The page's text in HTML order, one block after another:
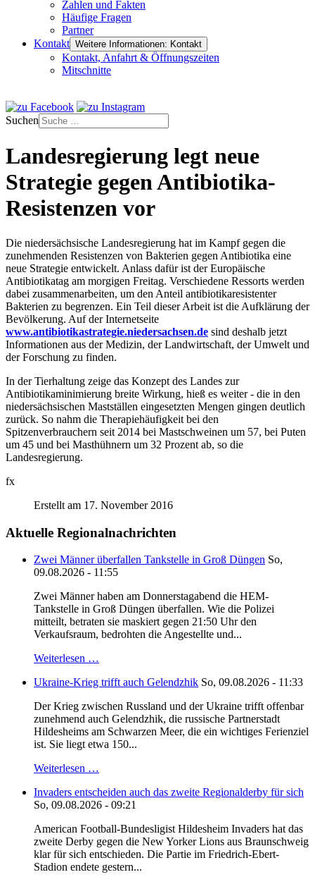
Zahlen und Fakten
Häufige Fragen
Partner
Kontakt Weitere Informationen: Kontakt
Kontakt, Anfahrt & Öffnungszeiten
Mitschnitte
Suchen
Landesregierung legt neue
Strategie gegen Antibiotika-
Resistenzen vor
Die niedersächsische Landesregierung hat im Kampf gegen die
zunehmenden Resistenzen von Bakterien gegen Antibiotika eine
neue Strategie entwickelt. Anlass dafür ist der Europäische
Antibiotikatag am morgigen Freitag. Verschiedene Ressorts werden
dabei zusammenarbeiten, um den Anteil antibiotikaresistenter
Bakterien zu begrenzen. Ein Teil dieser Arbeit ist die Aufklärung der
Bevölkerung. Auf der Internetseite
www.antibiotikastrategie.niedersachsen.de sind deshalb jetzt
Informationen aus der Medizin, der Landwirtschaft, der Umwelt und
der Forschung zu finden.
In der Tierhaltung zeige das Konzept des Landes zur
Antibiotikaminimierung breite Wirkung, hieß es weiter - die in den
niedersächsischen Mastställen eingesetzten Mengen gingen deutlich
zurück. So nahm die Therapiehäufigkeit bei den
Spitzenverbrauchern seit 2014 bei Mastschweinen um 57, bei Puten
um 45 und bei Masthühnern um 32 Prozent ab, so die
Landesregierung.
fx
Erstellt am 17. November 2016
Aktuelle Regionalnachrichten
Zwei Männer überfallen Tankstelle in Groß Düngen So,
09.08.2026 - 11:55
Zwei Männer haben am Donnerstagabend die HEM-
Tankstelle in Groß Düngen überfallen. Wie die Polizei
mitteilt, betraten sie maskiert gegen 21:50 Uhr den
Verkaufsraum, bedrohten die Angestellte und...
Weiterlesen …
Ukraine-Krieg trifft auch Gelendzhik So, 09.08.2026 - 11:33
Der Krieg zwischen Russland und der Ukraine trifft offenbar
zunehmend auch Gelendzhik, die russische Partnerstadt
Hildesheims am Schwarzen Meer, die ein wichtiges Ferienziel
ist. Sie liegt etwa 150...
Weiterlesen …
Invaders entscheiden auch das zweite Regionalderby für sich
So, 09.08.2026 - 09:21
American Football-Bundesligist Hildesheim Invaders hat das
zweite Derby gegen die New Yorker Lions aus Braunschweig
klar für sich entschieden. Die Partie im Friedrich-Ebert-
Stadion endete gestern...